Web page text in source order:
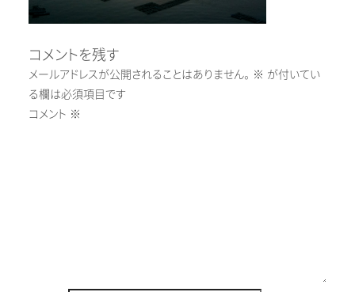
コメントを残す
メールアドレスが公開されることはありません。 ※ が付いてい
る欄は必須項目です
コメント ※